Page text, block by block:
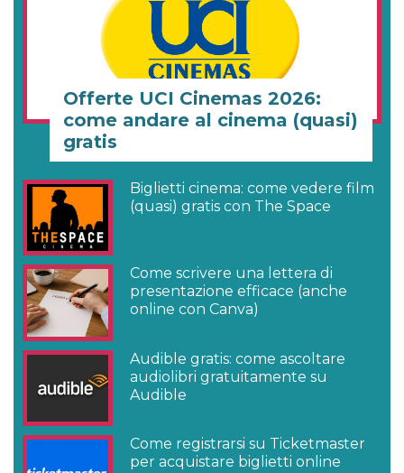
Offerte UCI Cinemas 2026:
come andare al cinema (quasi)
gratis
Biglietti cinema: come vedere film
(quasi) gratis con The Space
Come scrivere una lettera di
presentazione efficace (anche
online con Canva)
Audible gratis: come ascoltare
audiolibri gratuitamente su
Audible
Come registrarsi su Ticketmaster
per acquistare biglietti online